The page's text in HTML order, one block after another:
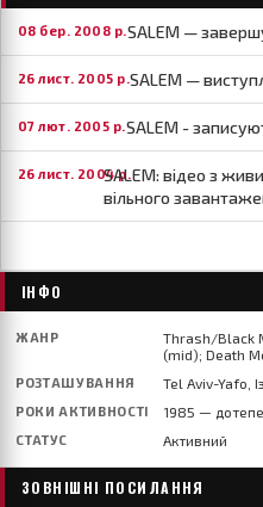
08 бер. 2008 р.SALEM —
26 лист. 2005 р.SALEM —
07 лют. 2005 р.SALEM -
26 лист. 2004 р.SALEM: відео з
вільного
ІНФО
ЖАНР
Thrash/Black
(mid); Death
РОЗТАШУВАННЯ Tel Aviv-Yafo,
РОКИ АКТИВНОСТІ 1985 —
СТАТУС Активний
ЗОВНІШНІ ПОСИЛАННЯ